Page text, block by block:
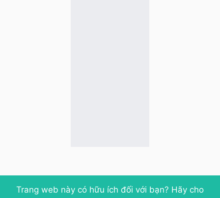
Trang web này có hữu ích đối với bạn? Hãy cho